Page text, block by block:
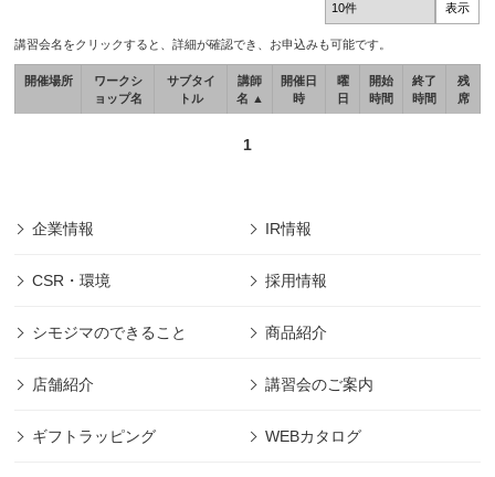
講習会名をクリックすると、詳細が確認でき、お申込みも可能です。
開催場所
ワークシ
ョップ名
サブタイ
トル
講師
名 ▲
開催日
時
曜
日
開始
時間
終了
時間
残
席
1
企業情報 IR情報
CSR・環境 採用情報
シモジマのできること 商品紹介
店舗紹介 講習会のご案内
ギフトラッピング WEBカタログ